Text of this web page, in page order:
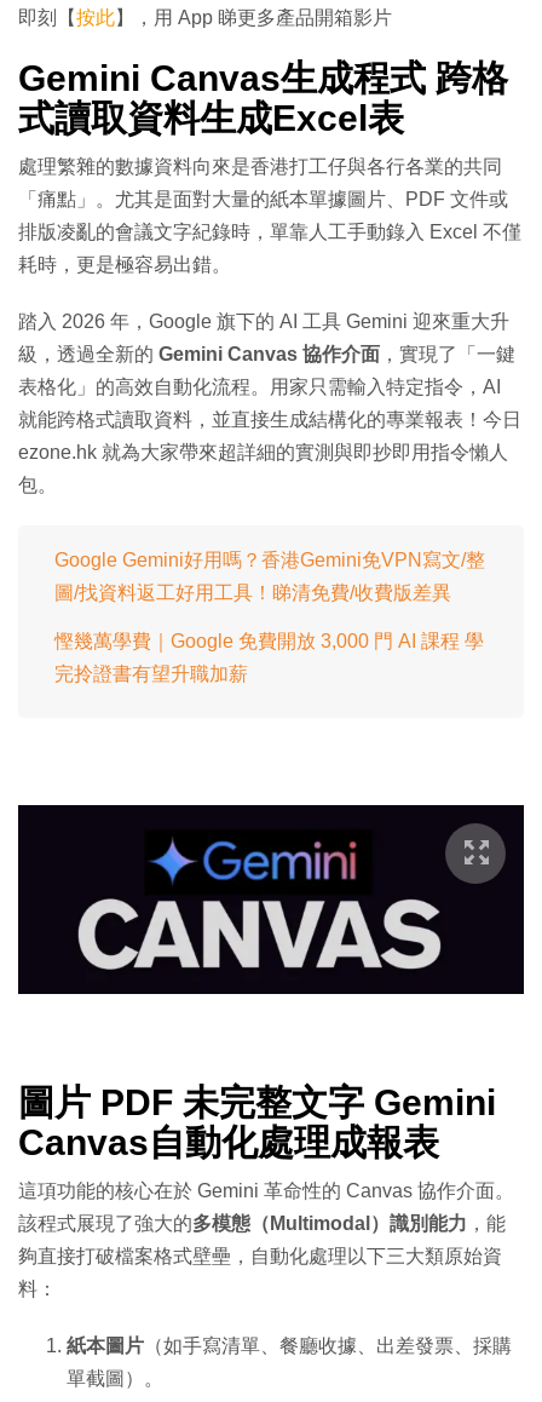
即刻【按此】，用 App 睇更多產品開箱影片
Gemini Canvas生成程式 跨格
式讀取資料生成Excel表
處理繁雜的數據資料向來是香港打工仔與各行各業的共同
「痛點」。尤其是面對大量的紙本單據圖片、PDF 文件或
排版凌亂的會議文字紀錄時，單靠人工手動錄入 Excel 不僅
耗時，更是極容易出錯。
踏入 2026 年，Google 旗下的 AI 工具 Gemini 迎來重大升
級，透過全新的 Gemini Canvas 協作介面 ，實現了「一鍵
表格化」的高效自動化流程。用家只需輸入特定指令，AI
就能跨格式讀取資料，並直接生成結構化的專業報表！今日
ezone.hk 就為大家帶來超詳細的實測與即抄即用指令懶人
包。
Google Gemini好用嗎？香港Gemini免VPN寫文/整
圖/找資料返工好用工具！睇清免費/收費版差異
慳幾萬學費｜Google 免費開放 3,000 門 AI 課程 學
完拎證書有望升職加薪
圖片 PDF 未完整文字 Gemini
Canvas自動化處理成報表
這項功能的核心在於 Gemini 革命性的 Canvas 協作介面。
該程式展現了強大的多模態（Multimodal）識別能力 ，能
夠直接打破檔案格式壁壘，自動化處理以下三大類原始資
料：
紙本圖片 （如手寫清單、餐廳收據、出差發票、採購
單截圖）。